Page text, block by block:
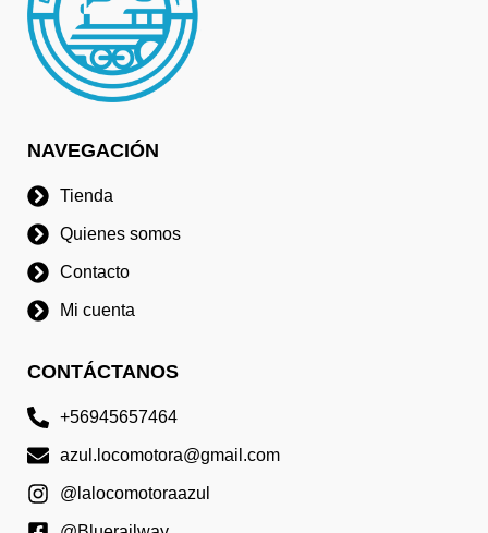
NAVEGACIÓN
Tienda
Quienes somos
Contacto
Mi cuenta
CONTÁCTANOS
+56945657464
azul.locomotora@gmail.com
@lalocomotoraazul